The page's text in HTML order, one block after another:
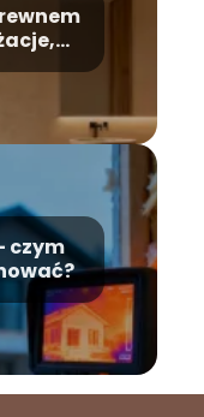
czym